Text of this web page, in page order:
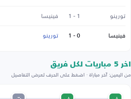
تورينو 1 - 1 فينيسا
فينيسا
0 - 1 تورينو
اخر 5 مباريات لكل فريق
من اليمين: آخر مباراة · اضغط على الحرف لعرض التفاصيل